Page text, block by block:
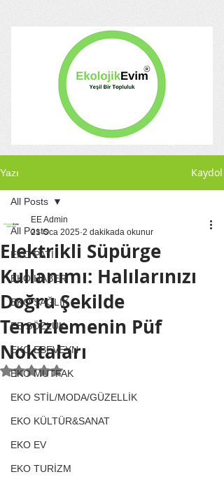
Yazı Kaydol
All Posts
EKO PATİ
EKO HABER
EKO SAĞLIK
EE SÖZLÜK
EKO EBEVEYN
EKO MUTFAK
EKO STİL/MODA/GÜZELLİK
EKO KÜLTÜR&SANAT
EKO EV
EKO TURİZM
All Posts
Elektrikli Süpürge
Kullanımı: Halılarınızı
Doğru Şekilde
Temizlemenin Püf
Noktaları
EE Admin
21 Oca 2025 2 dakikada okunur
5 üzerinden NaN yıldız